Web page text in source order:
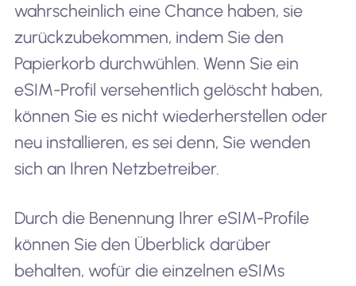
wahrscheinlich eine Chance haben, sie
zurückzubekommen, indem Sie den
Papierkorb durchwühlen. Wenn Sie ein
eSIM-Profil versehentlich gelöscht haben,
können Sie es nicht wiederherstellen oder
neu installieren, es sei denn, Sie wenden
sich an Ihren Netzbetreiber.
Durch die Benennung Ihrer eSIM-Profile
können Sie den Überblick darüber
behalten, wofür die einzelnen eSIMs